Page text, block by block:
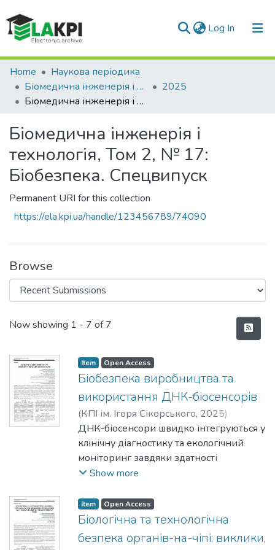
Log In (current)
Communities & Collections
All of DSpace
Home
Наукова періодика
Біомедична інженерія і технологія
2025
Біомедична інженерія і технологія, Том 2, № 17: Біобезпека. Спецвипуск
Біомедична інженерія і
технологія, Том 2, № 17:
Біобезпека. Спецвипуск
Permanent URI for this collection
https://ela.kpi.ua/handle/123456789/74090
Browse
Recent Submissions
Now showing 1 - 7 of 7
Item Open Access
Біобезпека виробництва та
використання ДНК-біосенсорів
(КПІ ім. Ігоря Сікорського, 2025)
Золотопупова, Софія Сергіївна;
Худецький, Ігор Юліанович;
Соболевський, Максим Сергійович
ДНК‑біосенсори швидко інтегруються у
клінічну діагностику та екологічний
моніторинг завдяки здатності
розпізнавати біомаркери з нано‑ та
виробництво і застосування пов’язані з
низкою ризиків біобезпеки: потенційна
токсичність наноматеріалів, що входять
до складу сенсорів; деградація
Show more
Item Open Access
Біологічна та технологічна
безпека органів-на-чіпі: виклики,